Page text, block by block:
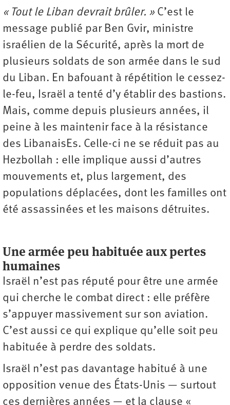
« Tout le Liban devrait brûler. » C’est le
message publié par Ben Gvir, ministre
israélien de la Sécurité, après la mort de
plusieurs soldats de son armée dans le sud
du Liban. En bafouant à répétition le cessez-
le-feu, Israël a tenté d’y établir des bastions.
Mais, comme depuis plusieurs années, il
peine à les maintenir face à la résistance
des LibanaisEs. Celle-ci ne se réduit pas au
Hezbollah : elle implique aussi d’autres
mouvements et, plus largement, des
populations déplacées, dont les familles ont
été assassinées et les maisons détruites.
Une armée peu habituée aux pertes
humaines
Israël n’est pas réputé pour être une armée
qui cherche le combat direct : elle préfère
s’appuyer massivement sur son aviation.
C’est aussi ce qui explique qu’elle soit peu
habituée à perdre des soldats.
Israël n’est pas davantage habitué à une
opposition venue des États-Unis — surtout
ces dernières années — et la clause «